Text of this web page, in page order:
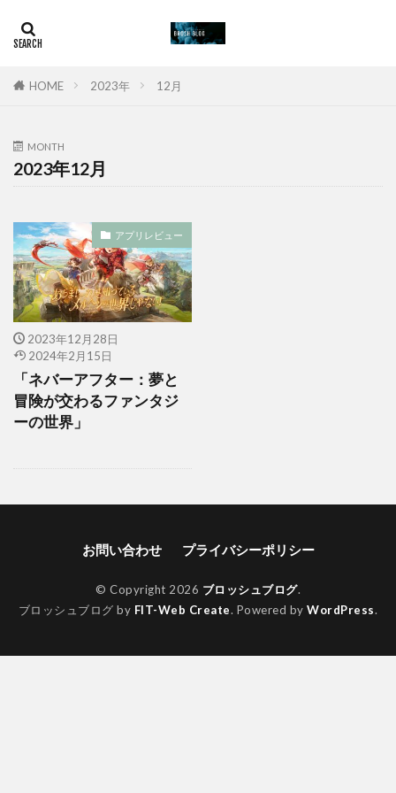
HOME 2023年 12月
MONTH
2023年12月
アプリレビュー
2023年12月28日
2024年2月15日
「ネバーアフター：夢と
冒険が交わるファンタジ
ーの世界」
お問い合わせ プライバシーポリシー
© Copyright 2026 ブロッシュブログ.
ブロッシュブログ by FIT-Web Create. Powered byWordPress.